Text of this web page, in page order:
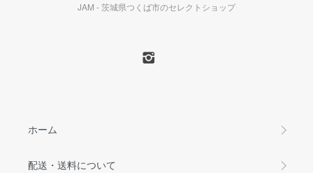
JAM - 茨城県つくば市のセレクトショップ
ホーム
配送・送料について